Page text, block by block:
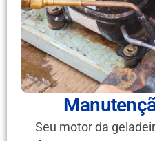
Seu motor da